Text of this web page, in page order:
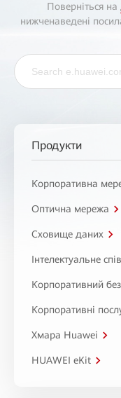
Поверніться на
нижченаведені
Продукти
Корпоративна
Оптична мережа
Сховище даних
Інтелектуальне
Корпоративний
Корпоративні
Хмара Huawei
HUAWEI eKit